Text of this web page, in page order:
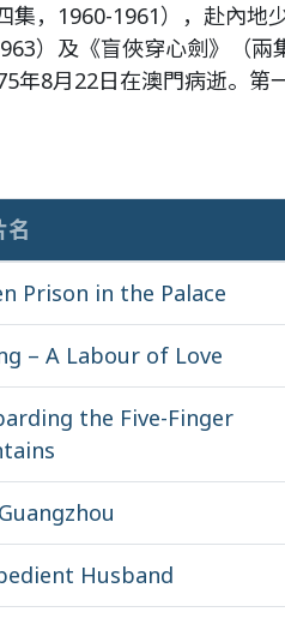
集，1960-1961），赴內地
）及《盲俠穿心劍》（兩
年8月22日在澳門病逝。第
名
Prison in the Palace
– A Labour of Love
the Five-Finger
Husband